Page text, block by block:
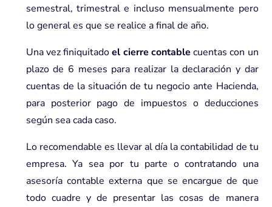
semestral, trimestral e incluso mensualmente pero
lo general es que se realice a final de año.
Una vez finiquitadoel cierre contable cuentas con un
plazo de 6 meses para realizar la declaración y dar
cuentas de la situación de tu negocio ante Hacienda,
para posterior pago de impuestos o deducciones
según sea cada caso.
Lo recomendable es llevar al día la contabilidad de tu
empresa. Ya sea por tu parte o contratando una
asesoría contable externa que se encargue de que
todo cuadre y de presentar las cosas de manera